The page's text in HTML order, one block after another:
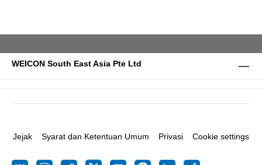
WEICON South East Asia Pte Ltd
Jejak Syarat dan Ketentuan Umum Privasi Cookie settings